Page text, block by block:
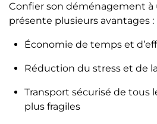
Confier son déménagement à
présente plusieurs avantages :
Économie de temps et
Réduction du stress et de
Transport sécurisé de tous
plus fragiles